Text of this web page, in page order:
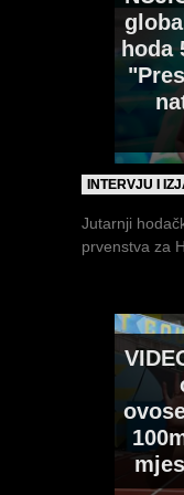
hoda
INTERVJU I
Jutarnji
prvenstva za
MULTIMEDIJA
MULTIMEDIJA
hoda
INTERVJU I
Jutarnji
prvenstva za